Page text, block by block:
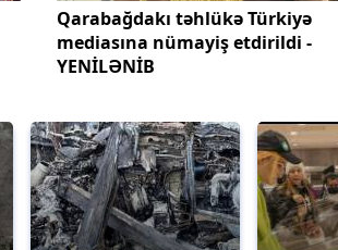
Qarabağdakı təhlükə Türkiyə
mediasına nümayiş etdirildi -
YENİLƏNİB